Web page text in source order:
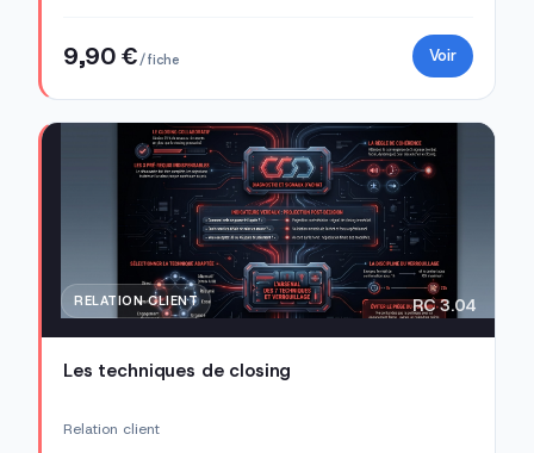
9,90 €/ fiche Voir
RELATION CLIENT RC 3.04
Les techniques de closing
Relation client